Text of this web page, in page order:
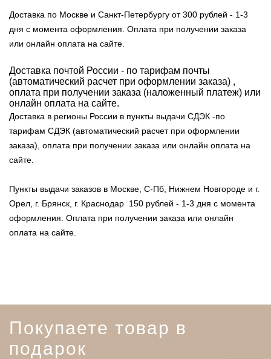
Доставка по Москве и Санкт-Петербургу от 300 рублей - 1-3
дня с момента оформления. Оплата при получении заказа
или онлайн оплата на сайте.
Доставка почтой России - по тарифам почты
(автоматический расчет при оформлении заказа) ,
оплата при получении заказа (наложенный платеж) или
онлайн оплата на сайте.
Доставка в регионы России в пункты выдачи СДЭК -по
тарифам СДЭК (автоматический расчет при оформлении
заказа), оплата при получении заказа или онлайн оплата на
сайте.
Пункты выдачи заказов в Москве, С-Пб, Нижнем Новгороде и г.
Орел, г. Брянск, г. Краснодар 150 рублей - 1-3 дня с момента
оформления. Оплата при получении заказа или онлайн
оплата на сайте.
Покупаете товар в
подарок